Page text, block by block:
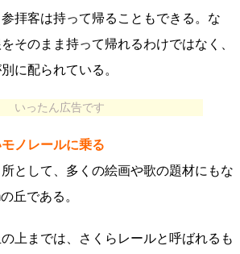
拝客は持って帰ることもできる。な
そのまま持って帰れるわけではなく、
に配られている。
いったん広告です
ノレールに乗る
として、多くの絵画や歌の題材にもな
丘である。
上までは、さくらレールと呼ばれるも